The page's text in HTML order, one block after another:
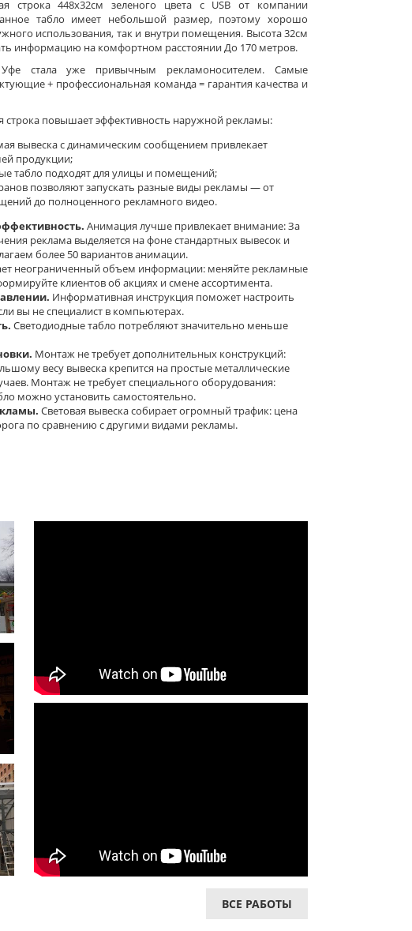
строка 448x32см зеленого цвета c USB от компании
табло имеет небольшой размер, поэтому хорошо
использования, так и внутри помещения. Высота 32см
информацию на комфортном расстоянии До 170 метров.
стала уже привычным рекламоносителем. Самые
+ профессиональная команда = гарантия качества и
строка повышает эффективность наружной рекламы:
вывеска с динамическим сообщением привлекает
продукции;
табло подходят для улицы и помещений;
позволяют запускать разные виды рекламы — от
до полноценного рекламного видео.
Анимация лучше привлекает внимание: За
реклама выделяется на фоне стандартных вывесок и
более 50 вариантов анимации.
неограниченный объем информации: меняйте рекламные
клиентов об акциях и смене ассортимента.
Информативная инструкция поможет настроить
вы не специалист в компьютерах.
Светодиодные табло потребляют значительно меньше
Монтаж не требует дополнительных конструкций:
весу вывеска крепится на простые металлические
Монтаж не требует специального оборудования:
можно установить самостоятельно.
Световая вывеска собирает огромный трафик: цена
по сравнению с другими видами рекламы.
ВСЕ РАБОТЫ